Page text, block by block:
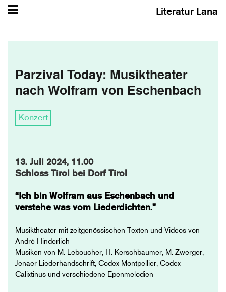
Parzival Today: Musiktheater
nach Wolfram von Eschenbach
Konzert
13. Juli 2024, 11.00
Schloss Tirol bei Dorf Tirol
“Ich bin Wolfram aus Eschenbach und
verstehe was vom Liederdichten.”
Musiktheater mit zeitgenössischen Texten und Videos von
André Hinderlich
Musiken von M. Leboucher, H. Kerschbaumer, M. Zwerger,
Jenaer Liederhandschrift, Codex Montpellier, Codex
Calixtinus und verschiedene Epenmelodien
Literatur Lana